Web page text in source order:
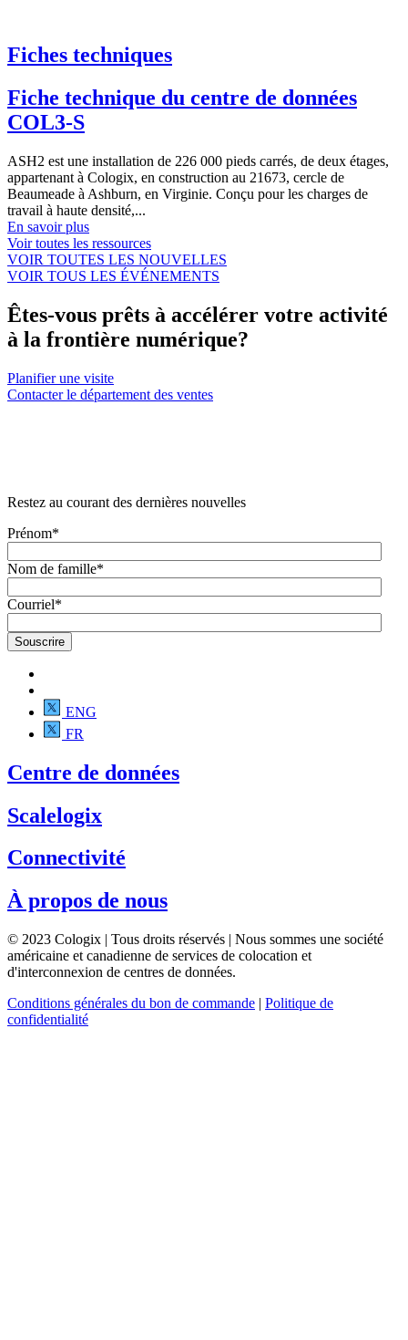
Fiches techniques
Fiche technique du centre de données
COL3-S
ASH2 est une installation de 226 000 pieds carrés, de deux étages,
appartenant à Cologix, en construction au 21673, cercle de
Beaumeade à Ashburn, en Virginie. Conçu pour les charges de
travail à haute densité,...
En savoir plus
Voir toutes les ressources
VOIR TOUTES LES NOUVELLES
VOIR TOUS LES ÉVÉNEMENTS
Êtes-vous prêts à accélérer votre activité
à la frontière numérique?
Planifier une visite
Contacter le département des ventes
Restez au courant des dernières nouvelles
Prénom*
Nom de famille*
Courriel*
ENG
FR
Centre de données
Scalelogix
Connectivité
À propos de nous
© 2023 Cologix | Tous droits réservés | Nous sommes une société
américaine et canadienne de services de colocation et
d'interconnexion de centres de données.
Conditions générales du bon de commande | Politique de
confidentialité